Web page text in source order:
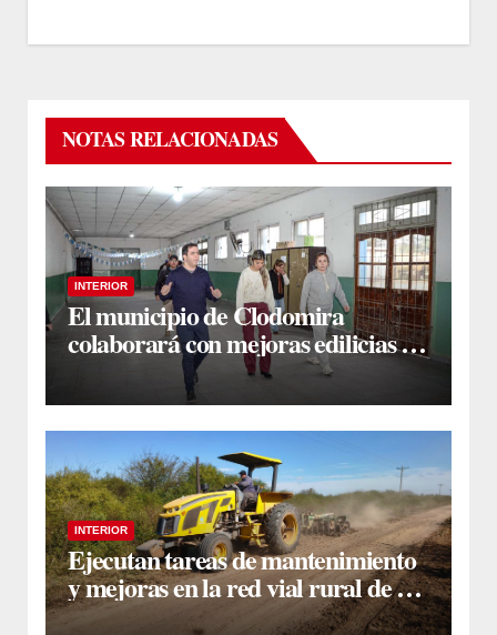
NOTAS RELACIONADAS
INTERIOR
El municipio de Clodomira
colaborará con mejoras edilicias en
la Escuela N° 754 “Dr. José María
Ramos Mejía”
INTERIOR
Ejecutan tareas de mantenimiento
y mejoras en la red vial rural de La
Cañada